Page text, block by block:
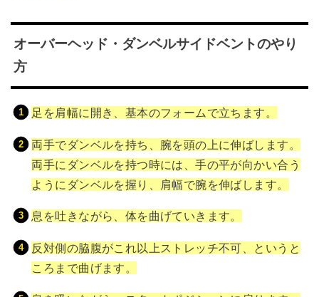
オーバーヘッド・ダンベルサイドベントのやり
方
足を肩幅に開き、基本のフォームで立ちます。
両手でダンベルを持ち、腕を頭の上に伸ばします。
両手にダンベルを持つ時には、手の平が向かい合う
ようにダンベルを握り、肩幅で腕を伸ばします。
息を吐きながら、体を曲げていきます。
反対側の脇腹がこれ以上ストレッチ不可、というと
ころまで曲げます。